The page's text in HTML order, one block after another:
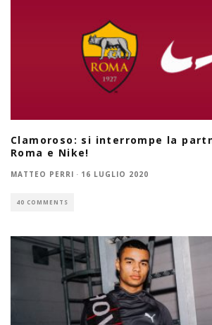
Clamoroso: si interrompe la
Roma e Nike!
MATTEO PERRI · 16 LUGLIO 2020
40 COMMENTS